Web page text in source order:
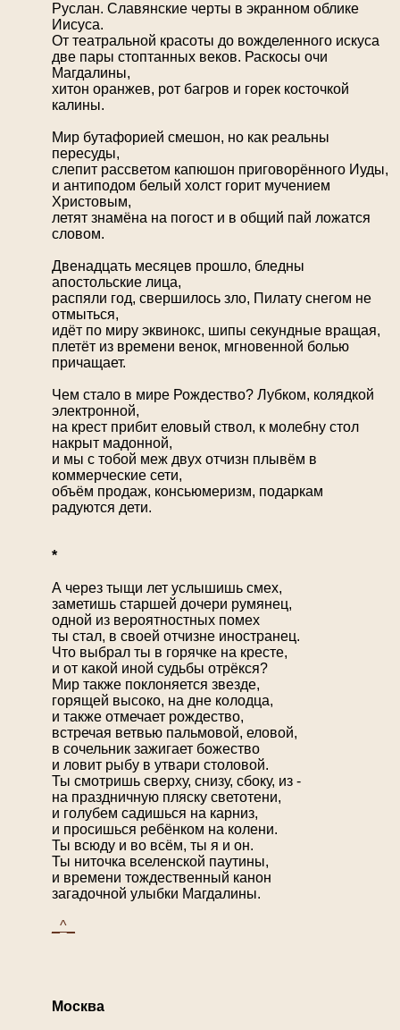
Руслан. Славянские черты в экранном облике
Иисуса.
От театральной красоты до вожделенного искуса
две пары стоптанных веков. Раскосы очи
Магдалины,
хитон оранжев, рот багров и горек косточкой
калины.
Мир бутафорией смешон, но как реальны
пересуды,
слепит рассветом капюшон приговорённого Иуды,
и антиподом белый холст горит мучением
Христовым,
летят знамёна на погост и в общий пай ложатся
словом.
Двенадцать месяцев прошло, бледны
апостольские лица,
распяли год, свершилось зло, Пилату снегом не
отмыться,
идёт по миру эквинокс, шипы секундные вращая,
плетёт из времени венок, мгновенной болью
причащает.
Чем стало в мире Рождество? Лубком, колядкой
электронной,
на крест прибит еловый ствол, к молебну стол
накрыт мадонной,
и мы с тобой меж двух отчизн плывём в
коммерческие сети,
объём продаж, консьюмеризм, подаркам
радуются дети.
*
А через тыщи лет услышишь смех,
заметишь старшей дочери румянец,
одной из вероятностных помех
ты стал, в своей отчизне иностранец.
Что выбрал ты в горячке на кресте,
и от какой иной судьбы отрёкся?
Мир также поклоняется звезде,
горящей высоко, на дне колодца,
и также отмечает рождество,
встречая ветвью пальмовой, еловой,
в сочельник зажигает божество
и ловит рыбу в утвари столовой.
Ты смотришь сверху, снизу, сбоку, из -
на праздничную пляску светотени,
и голубем садишься на карниз,
и просишься ребёнком на колени.
Ты всюду и во всём, ты я и он.
Ты ниточка вселенской паутины,
и времени тождественный канон
загадочной улыбки Магдалины.
_^_
Москва